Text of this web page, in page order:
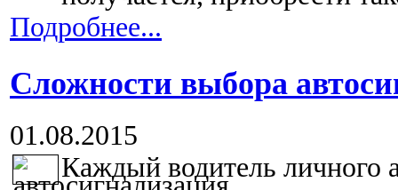
Подробнее...
Сложности выбора
01.08.2015
Каждый водитель личного